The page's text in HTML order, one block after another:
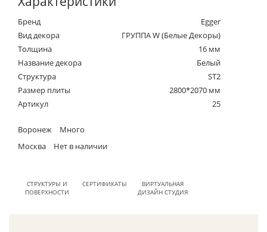
Бренд
Egger
Вид декора
ГРУППА W (Белые Декоры)
Толщина
16 мм
Название декора
Белый
Структура
ST2
Размер плиты
2800*2070 мм
Артикул
25
Воронеж
Много
Москва
Нет в наличии
СТРУКТУРЫ И
ПОВЕРХНОСТИ
СЕРТИФИКАТЫ
ВИРТУАЛЬНАЯ
ДИЗАЙН СТУДИЯ